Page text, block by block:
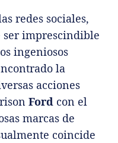
redes sociales,
ser imprescindible
ingeniosos
la
acciones
Ford con el
marcas de
coincide